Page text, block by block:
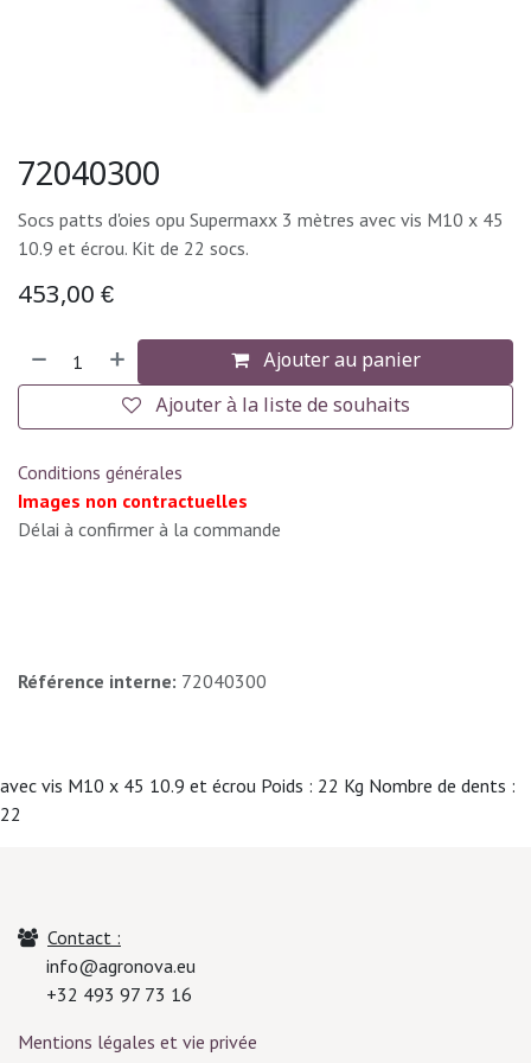
72040300
Socs patts d'oies opu Supermaxx 3 mètres avec vis M10 x 45
10.9 et écrou. Kit de 22 socs.
453,00 €
Ajouter au panier
Ajouter à la liste de souhaits
Conditions générales
Images non contractuelles
Délai à confirmer à la commande
Référence interne: 72040300
avec vis M10 x 45 10.9 et écrou Poids : 22 Kg Nombre de dents :
22
Contact :
info@agronova.eu
+32 493 97 73 16
Mentions légales et vie privée